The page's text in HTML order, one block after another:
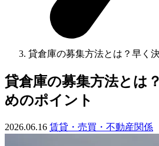
貸倉庫の募集方法とは？早く
貸倉庫の募集方法とは
めのポイント
2026.06.16 賃貸・売買・不動産関係